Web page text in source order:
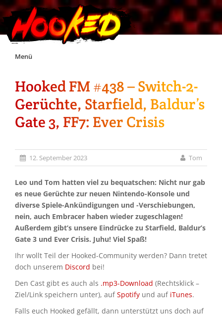
Skip
Menü
Unterstützt Hooked!
Exklusiv für Supporter*innen
Hooked FM #438 – Switch-2-
Gerüchte, Starfield, Baldur’s
Gate 3, FF7: Ever Crisis
12. September 2023 Tom
Leo und Tom hatten viel zu bequatschen: Nicht nur gab
es neue Gerüchte zur neuen Nintendo-Konsole und
diverse Spiele-Ankündigungen und -Verschiebungen,
nein, auch Embracer haben wieder zugeschlagen!
Außerdem gibt’s unsere Eindrücke zu Starfield, Baldur’s
Gate 3 und Ever Crisis. Juhu! Viel Spaß!
Ihr wollt Teil der Hooked-Community werden? Dann tretet
doch unserem Discord bei!
Den Cast gibt es auch als .mp3-Download (Rechtsklick –
Ziel/Link speichern unter), aufSpotify und auf iTunes.
Falls euch Hooked gefällt, dann unterstützt uns doch auf